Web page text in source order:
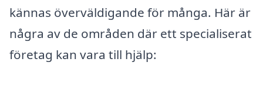
kännas överväldigande för många. Här är
några av de områden där ett specialiserat
företag kan vara till hjälp: